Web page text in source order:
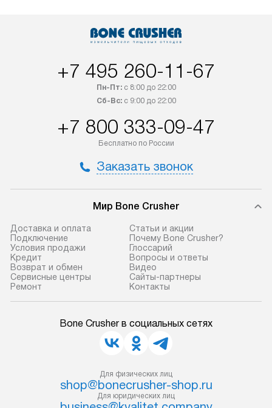
+7 495 260-11-67
Пн-Пт:с 8:00 до 22:00
Сб-Вс:с 9:00 до 22:00
+7 800 333-09-47
Бесплатно по России
Заказать звонок
Мир Bone Crusher
Доставка и оплата
Подключение
Условия продажи
Кредит
Возврат и обмен
Сервисные центры
Ремонт
Статьи и акции
Почему Bone Crusher?
Глоссарий
Вопросы и ответы
Видео
Сайты-партнеры
Контакты
Bone Crusher в социальных сетях
Для физических лиц
shop@bonecrusher-shop.ru
Для юридических лиц